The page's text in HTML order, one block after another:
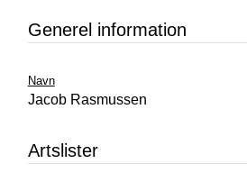
Generel information
Navn
Jacob Rasmussen
Artslister